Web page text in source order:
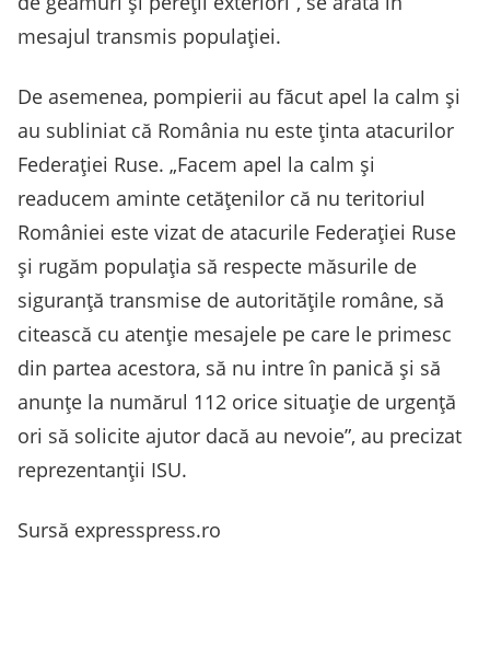
mesajul transmis populației.
De asemenea, pompierii au făcut apel la calm și
au subliniat că România nu este ținta atacurilor
Federației Ruse. „Facem apel la calm şi
readucem aminte cetăţenilor că nu teritoriul
României este vizat de atacurile Federaţiei Ruse
şi rugăm populaţia să respecte măsurile de
siguranţă transmise de autorităţile române, să
citească cu atenţie mesajele pe care le primesc
din partea acestora, să nu intre în panică şi să
anunţe la numărul 112 orice situaţie de urgenţă
ori să solicite ajutor dacă au nevoie”, au precizat
reprezentanții ISU.
Sursă expresspress.ro